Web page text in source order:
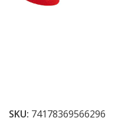
SKU: 74178369566296